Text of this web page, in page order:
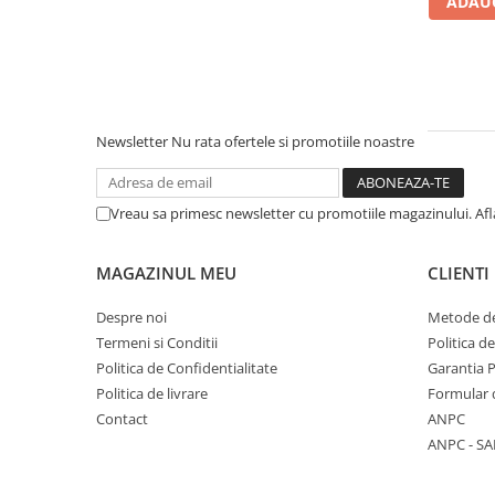
Senzatii/Dragoste
Senzatii/Erotic
Senzatii/Thriller
Teens Book Club
Newsletter Nu rata ofertele si promotiile noastre
Vreau sa primesc newsletter cu promotiile magazinului.
MAGAZINUL MEU
Despre noi
Termeni si Conditii
Politica de Confidentialitate
Politica de livrare
Contact
CLIENTI
Metode
Politica
Garantia
Formular
ANPC
ANPC -